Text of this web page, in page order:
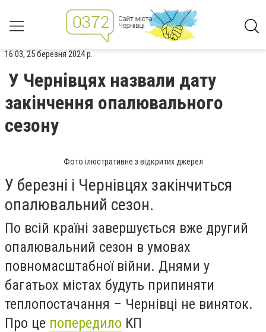
16:03, 25 березня 2024 р.
У Чернівцях назвали дату
закінчення опалювального
сезону
Фото ілюстративне з відкритих джерел
У березні і Чернівцях закінчиться
опалювальний сезон.
По всій країні завершується вже другий
опалювальний сезон в умовах
повномасштабної війни. Днями у
багатьох містах будуть припиняти
теплопостачання – Чернівці не виняток.
Про це попередило КП